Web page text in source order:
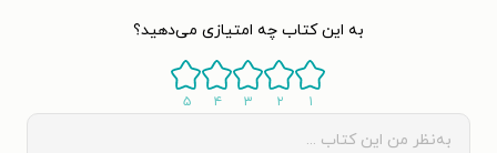
به این کتاب چه امتیازی می‌دهید؟
۱ ۲ ۳ ۴ ۵